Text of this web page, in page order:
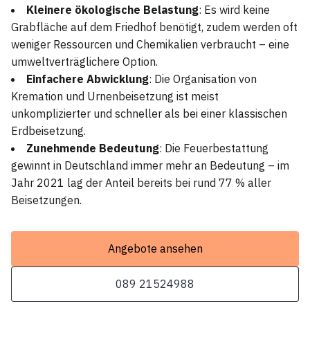
Kleinere ökologische Belastung: Es wird keine
Grabfläche auf dem Friedhof benötigt, zudem werden oft
weniger Ressourcen und Chemikalien verbraucht – eine
umweltverträglichere Option.
Einfachere Abwicklung: Die Organisation von
Kremation und Urnenbeisetzung ist meist
unkomplizierter und schneller als bei einer klassischen
Erdbeisetzung.
Zunehmende Bedeutung: Die Feuerbestattung
gewinnt in Deutschland immer mehr an Bedeutung – im
Jahr 2021 lag der Anteil bereits bei rund 77 % aller
Beisetzungen.
Angebote ansehen
089 21524988